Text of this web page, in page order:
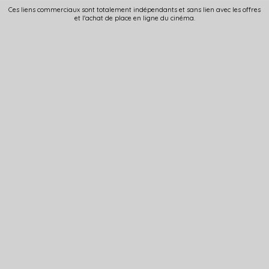
Ces liens commerciaux sont totalement indépendants et sans lien avec les offres
et l'achat de place en ligne du cinéma.